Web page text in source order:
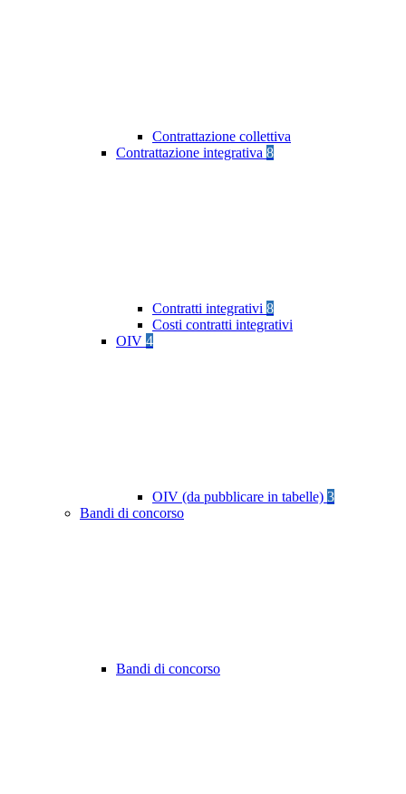
Contrattazione collettiva
Contrattazione integrativa 8
Contratti integrativi 8
Costi contratti integrativi
OIV 4
OIV (da pubblicare in tabelle) 3
Bandi di concorso
Bandi di concorso